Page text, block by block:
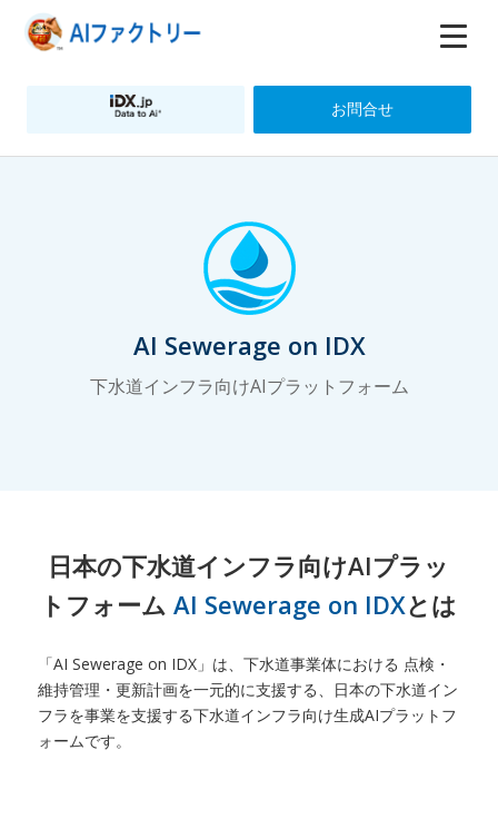
お問合せ
AI Sewerage on IDX
下水道インフラ向けAIプラットフォーム
日本の下水道インフラ向けAIプラッ
トフォームAI Sewerage on IDXとは
「AI Sewerage on IDX」は、下水道事業体における 点検・
維持管理・更新計画を一元的に支援する、日本の下水道イン
フラを事業を支援する下水道インフラ向け生成AIプラットフ
ォームです。